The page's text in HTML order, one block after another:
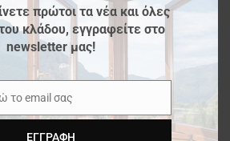
πρώτοι τα νέα και όλες
κλάδου, εγγραφείτε στο
newsletter μας!
το email σας
ΕΓΓΡΑΦΉ